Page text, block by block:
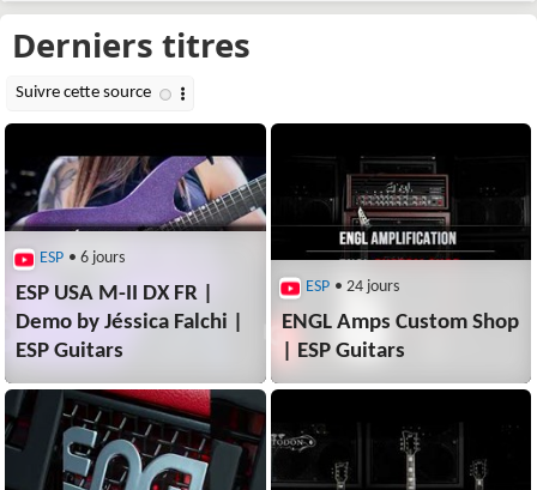
ESP • 6 jours
ESP USA M-II DX FR |
Demo by Jéssica Falchi |
ESP Guitars
ESP • 24 jours
ENGL Amps Custom Shop
| ESP Guitars